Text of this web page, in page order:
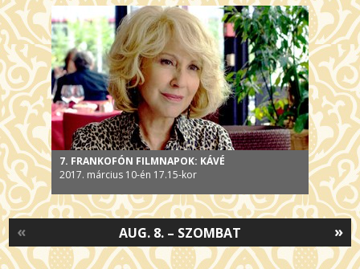
7. FRANKOFÓN FILMNAPOK: KÁVÉ
2017. március 10-én 17.15-kor
»
AUG. 8. – SZOMBAT
«